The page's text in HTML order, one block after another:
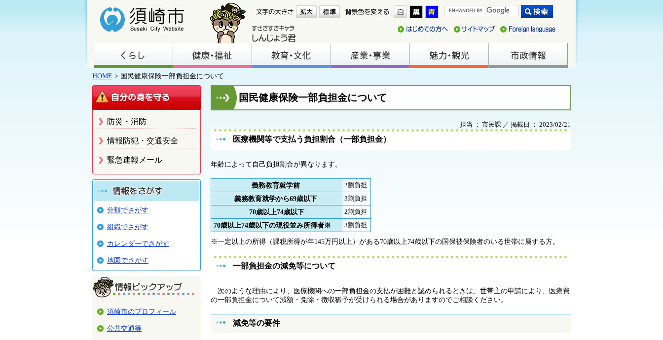
HOME > 国民健康保険一部負担金について
防災・消防
情報防犯・交通安全
緊急速報メール
分類でさがす
組織でさがす
カレンダーでさがす
地図でさがす
須崎市のプロフィール
公共交通等
国民健康保険一部負担金について
担当 ： 市民課 ／ 掲載日 ： 2023/02/21
医療機関等で支払う負担割合（一部負担金）
年齢によって自己負担割合が異なります。
義務教育就学前 2割負担
義務教育就学から69歳以下 3割負担
70歳以上74歳以下 2割負担
70歳以上74歳以下の現役並み所得者※ 3割負担
※一定以上の所得（課税所得が年145万円以上）がある70歳以上74歳以下の国保被保険者のいる世帯に属する方。
一部負担金の減免等について
次のような理由により、医療機関への一部負担金の支払が困難と認められるときは、世帯主の申請により、医療費
の一部負担金について減額・免除・徴収猶予が受けられる場合がありますのでご相談ください。
減免等の要件